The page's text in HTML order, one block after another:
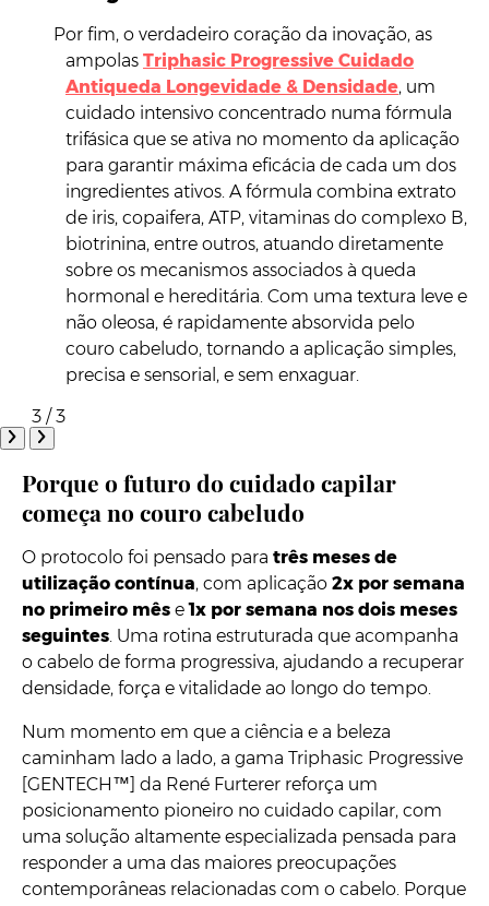
Por fim, o verdadeiro coração da inovação, as
ampolas Triphasic Progressive Cuidado
Antiqueda Longevidade & Densidade, um
cuidado intensivo concentrado numa fórmula
trifásica que se ativa no momento da aplicação
para garantir máxima eficácia de cada um dos
ingredientes ativos. A fórmula combina extrato
de iris, copaifera, ATP, vitaminas do complexo B,
biotrinina, entre outros, atuando diretamente
sobre os mecanismos associados à queda
hormonal e hereditária. Com uma textura leve e
não oleosa, é rapidamente absorvida pelo
couro cabeludo, tornando a aplicação simples,
precisa e sensorial, e sem enxaguar.
3 / 3
Porque o futuro do cuidado capilar
começa no couro cabeludo
O protocolo foi pensado para três meses de
utilização contínua, com aplicação 2x por semana
no primeiro mês e1x por semana nos dois meses
seguintes. Uma rotina estruturada que acompanha
o cabelo de forma progressiva, ajudando a recuperar
densidade, força e vitalidade ao longo do tempo.
Num momento em que a ciência e a beleza
caminham lado a lado, a gama Triphasic Progressive
[GENTECH™] da René Furterer reforça um
posicionamento pioneiro no cuidado capilar, com
uma solução altamente especializada pensada para
responder a uma das maiores preocupações
contemporâneas relacionadas com o cabelo. Porque